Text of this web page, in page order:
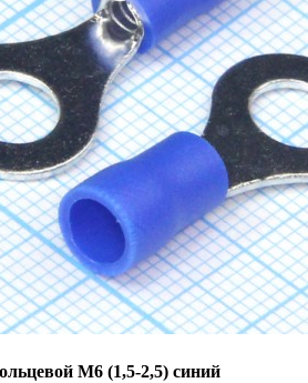
М6 (1,5-2,5) синий